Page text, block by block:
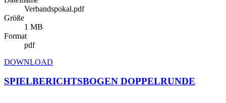
Verbandspokal.pdf
Größe
1 MB
Format
pdf
DOWNLOAD
SPIELBERICHTSBOGEN DOPPELRUNDE